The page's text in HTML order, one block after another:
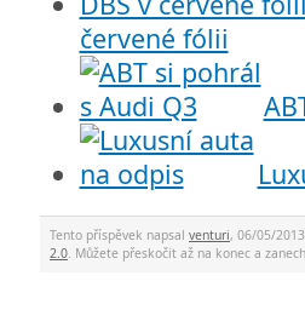
červené fólii
Tento příspěvek napsal venturi, 06/05/
2.0 . Můžete přeskočit až na konec a